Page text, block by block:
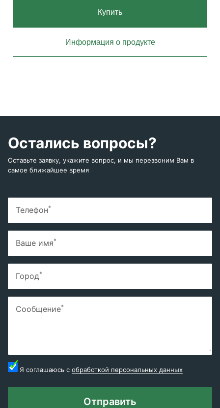
Купить
Информация о продукте
Остались вопросы?
Оставьте заявку, укажите вопрос, и мы перезвоним Вам в
самое ближайшее время
Телефон*
Ваше имя*
Город*
Сообщение*
Я соглашаюсь с обработкой персональных данных
Отправить